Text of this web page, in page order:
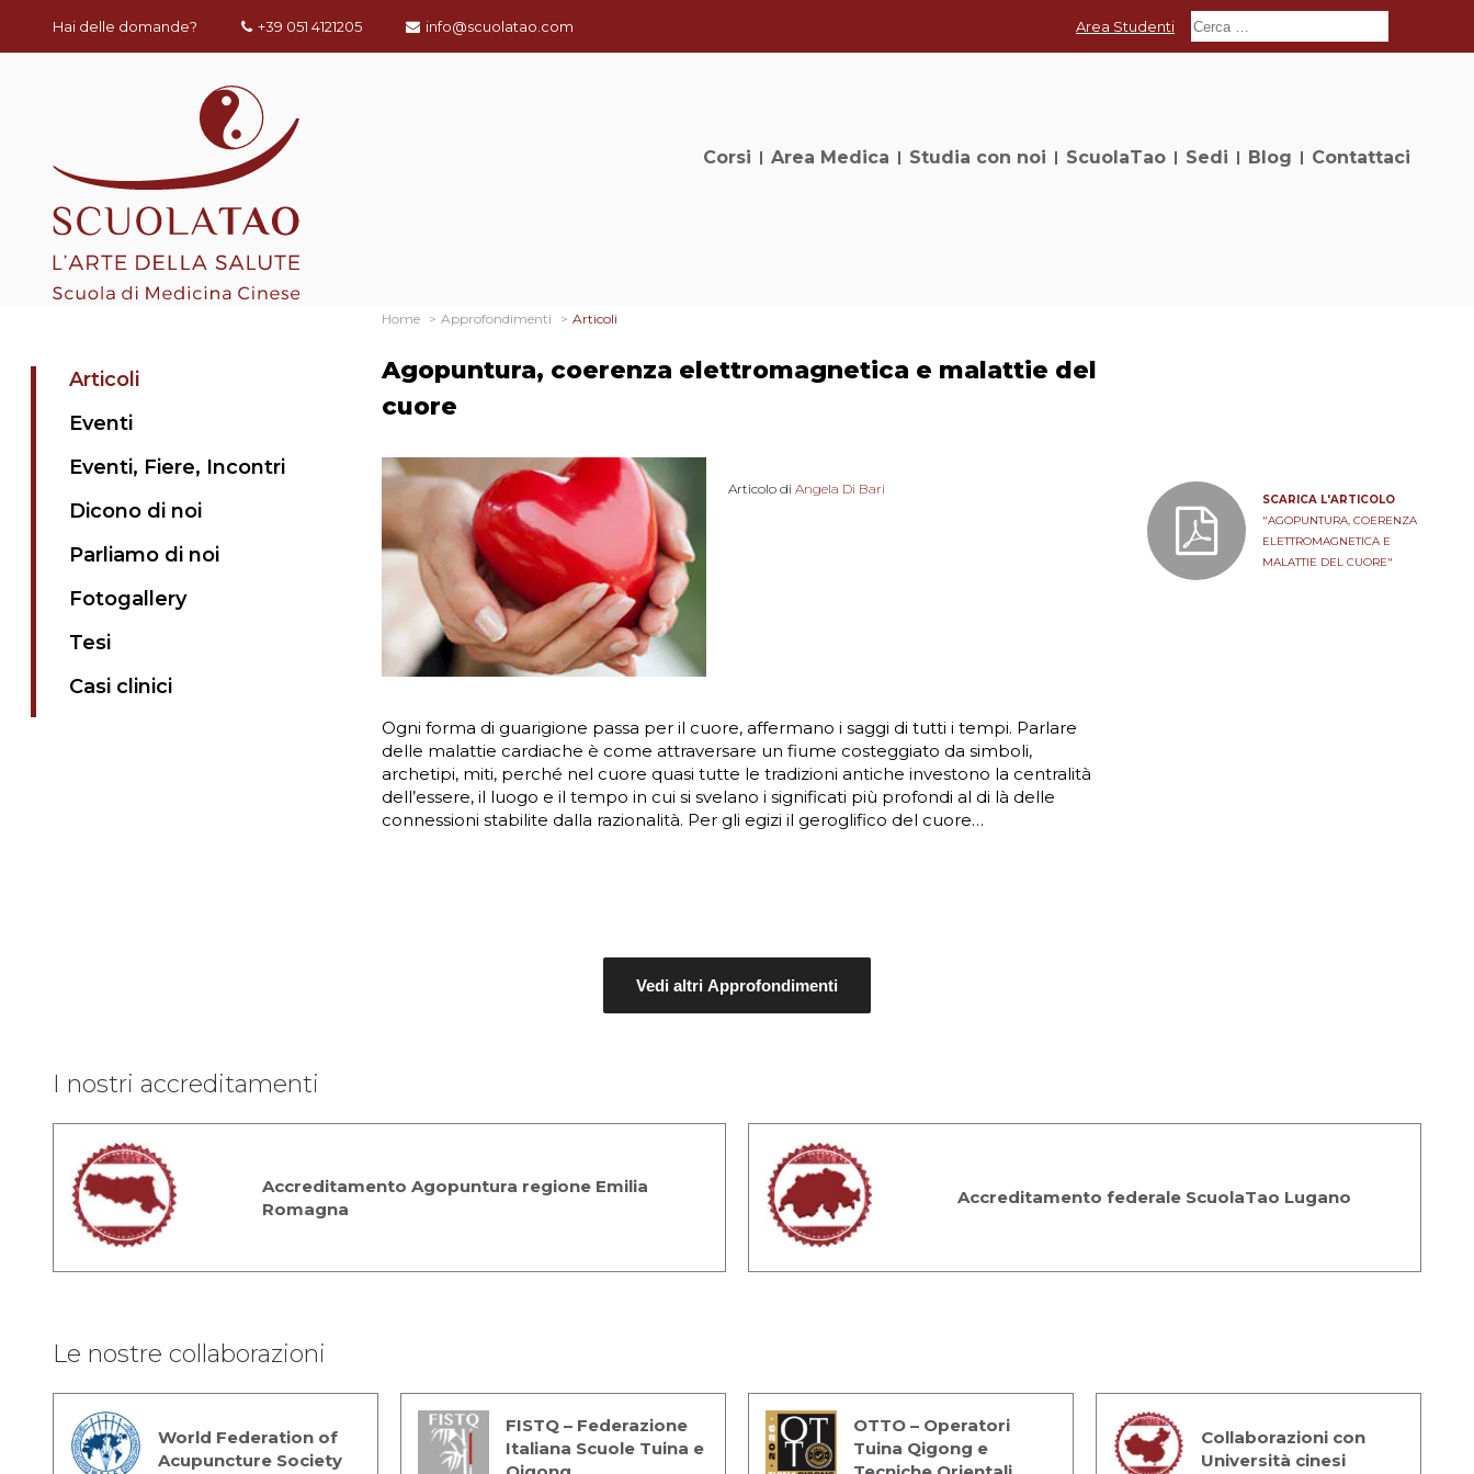
Hai delle domande? +39 051 4121205 info@scuolatao.com Area Studenti
Corsi Area Medica Studia con noi ScuolaTao Sedi Blog Contattaci
Articoli
Eventi
Eventi, Fiere, Incontri
Dicono di noi
Parliamo di noi
Fotogallery
Tesi
Casi clinici
Home Approfondimenti Articoli
Agopuntura, coerenza elettromagnetica e malattie del
cuore
Articolo diAngela Di Bari
Ogni forma di guarigione passa per il cuore, affermano i saggi di tutti i tempi. Parlare
delle malattie cardiache è come attraversare un fiume costeggiato da simboli,
archetipi, miti, perché nel cuore quasi tutte le tradizioni antiche investono la centralità
dell’essere, il luogo e il tempo in cui si svelano i significati più profondi al di là delle
connessioni stabilite dalla razionalità. Per gli egizi il geroglifico del cuore…
SCARICA L'ARTICOLO
"AGOPUNTURA, COERENZA
ELETTROMAGNETICA E
MALATTIE DEL CUORE"
Vedi altri Approfondimenti
I nostri accreditamenti
Accreditamento Agopuntura regione Emilia
Romagna
Accreditamento federale ScuolaTao Lugano
Le nostre collaborazioni
World Federation of
Acupuncture Society
FISTQ – Federazione
Italiana Scuole Tuina e
OTTO – Operatori
Tuina Qigong e
Collaborazioni con
Università cinesi